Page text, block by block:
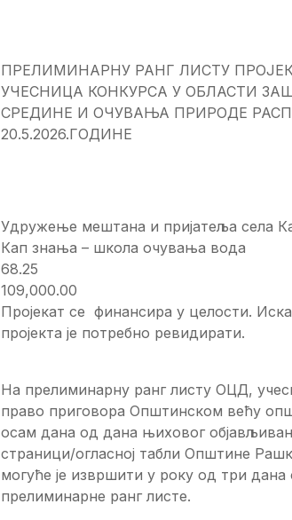
ПРЕЛИМИНАРНУ РАНГ ЛИСТУ
УЧЕСНИЦА КОНКУРСА У ОБЛАСТИ
СРЕДИНЕ И ОЧУВАЊА ПРИРОДЕ
20.5.2026.ГОДИНЕ
Удружење мештана и пријатеља села
Кап знања – школа очувања вода
68.25
109,000.00
Пројекат се финансира у целости.
пројекта је потребно ревидирати.
На прелиминарну ранг листу ОЦД,
право приговора Општинском већу
осам дана од дана њиховог
страници/огласној табли Општине
могуће је извршити у року од три
прелиминарне ранг листе.